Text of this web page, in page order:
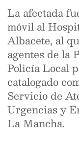
La afectada
móvil al
Albacete, al
agentes de la
Policía Local
catalogado
Servicio de
Urgencias y
La Mancha.